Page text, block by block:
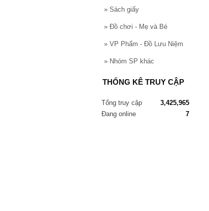
» Sách giấy
» Đồ chơi - Mẹ và Bé
» VP Phẩm - Đồ Lưu Niệm
» Nhóm SP khác
THỐNG KÊ TRUY CẬP
Tổng truy cập
3,425,965
Đang online
7